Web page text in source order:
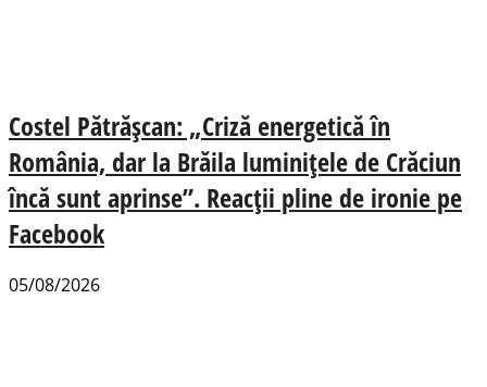
Costel Pătrășcan: „Criză energetică în
România, dar la Brăila luminițele de Crăciun
încă sunt aprinse”. Reacții pline de ironie pe
Facebook
05/08/2026